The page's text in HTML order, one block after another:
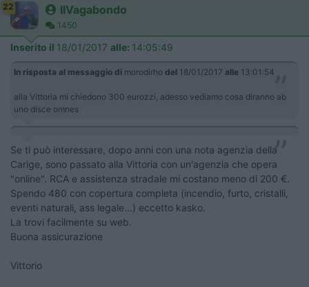
22 IlVagabondo
1450
Inserito il 18/01/2017 alle: 14:05:49
In risposta al messaggio di morodirho del 18/01/2017 alle 13:01:54
alla Vittoria mi chiedono 300 eurozzi, adesso vediamo cosa diranno ab
uno disce omnes
Se ti può interessare, dopo anni con una nota agenzia della
Carige, sono passato alla Vittoria con un'agenzia che opera
"online". RCA e assistenza stradale mi costano meno di 200 €.
Spendo 480 con copertura completa (incendio, furto, cristalli,
eventi naturali, ass legale...) eccetto kasko.
La trovi facilmente su web.
Buona assicurazione
Vittorio